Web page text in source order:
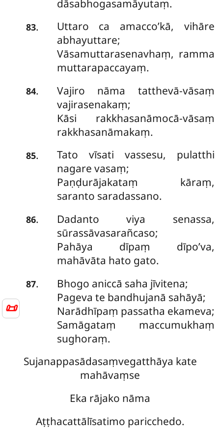
📜
dāsabhogasamāyutaṃ.
83.
Uttaro ca amacco’kā, vihāre
abhayuttare;
Vāsamuttarasenavhaṃ, ramma
muttarapaccayaṃ.
84.
Vajiro nāma tatthevā-vāsaṃ
vajirasenakaṃ;
Kāsi rakkhasanāmocā-vāsaṃ
rakkhasanāmakaṃ.
85.
Tato vīsati vassesu, pulatthi
nagare vasaṃ;
Paṇḍurājakataṃ kāraṃ,
saranto saradassano.
86.
Dadanto viya senassa,
sūrassāvasarañcaso;
Pahāya dīpaṃ dīpo’va,
mahāvāta hato gato.
87. Bhogo aniccā saha jīvitena;
Pageva te bandhujanā sahāyā;
Narādhīpaṃ passatha ekameva;
Samāgataṃ maccumukhaṃ
sughoraṃ.
Sujanappasādasaṃvegatthāya kate
mahāvaṃse
Eka rājako nāma
Aṭṭhacattālīsatimo paricchedo.